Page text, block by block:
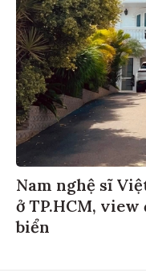
Nam nghệ sĩ
ở TP.HCM,
biển